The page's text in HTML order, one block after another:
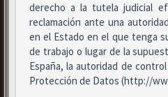
derecho a la tutela judicial
reclamación ante una
en el Estado en el que tenga
de trabajo o lugar de la
España, la autoridad de
Protección de Datos (http://